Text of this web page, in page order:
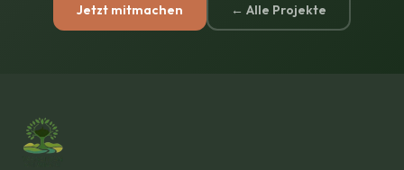
Jetzt mitmachen ← Alle Projekte